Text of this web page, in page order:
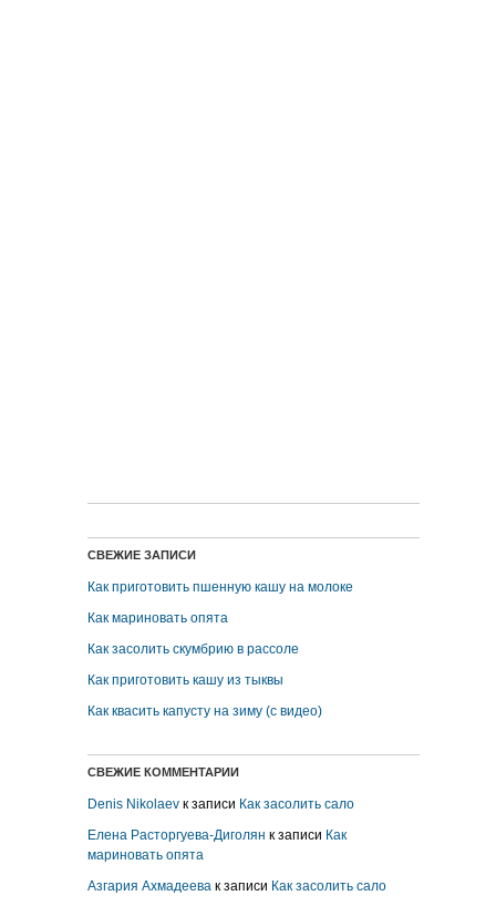
СВЕЖИЕ ЗАПИСИ
Как приготовить пшенную кашу на молоке
Как мариновать опята
Как засолить скумбрию в рассоле
Как приготовить кашу из тыквы
Как квасить капусту на зиму (с видео)
СВЕЖИЕ КОММЕНТАРИИ
Denis Nikolaev к записи Как засолить сало
Елена Расторгуева-Диголян к записи Как
мариновать опята
Азгария Ахмадеева к записи Как засолить сало